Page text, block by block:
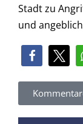
Stadt zu
und